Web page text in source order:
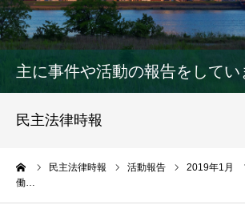
主に事件や活動の報告をしてい
民主法律時報
民主法律時報 活動報告
2019年1月
働…
民主法律時報
決議・声明・意見書